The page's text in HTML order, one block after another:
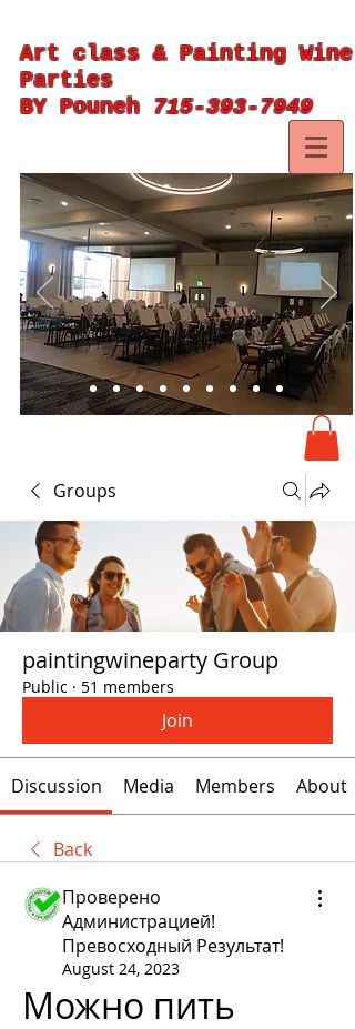
Art class & Painting Wine
Parties
BY Pouneh 715-393-7949
Groups
paintingwineparty Group
Public · 51 members
Join
Discussion Media Members About
Back
Проверено
Администрацией!
Превосходный Результат!
August 24, 2023
Можно пить